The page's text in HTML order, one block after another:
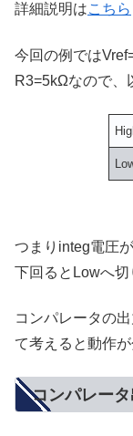
詳細説明はこちら
今回の例では
R3=5kΩなので、
つまりinteg電圧
下回るとLowへ切
コンパレータの
て考えると動作
コンパレー